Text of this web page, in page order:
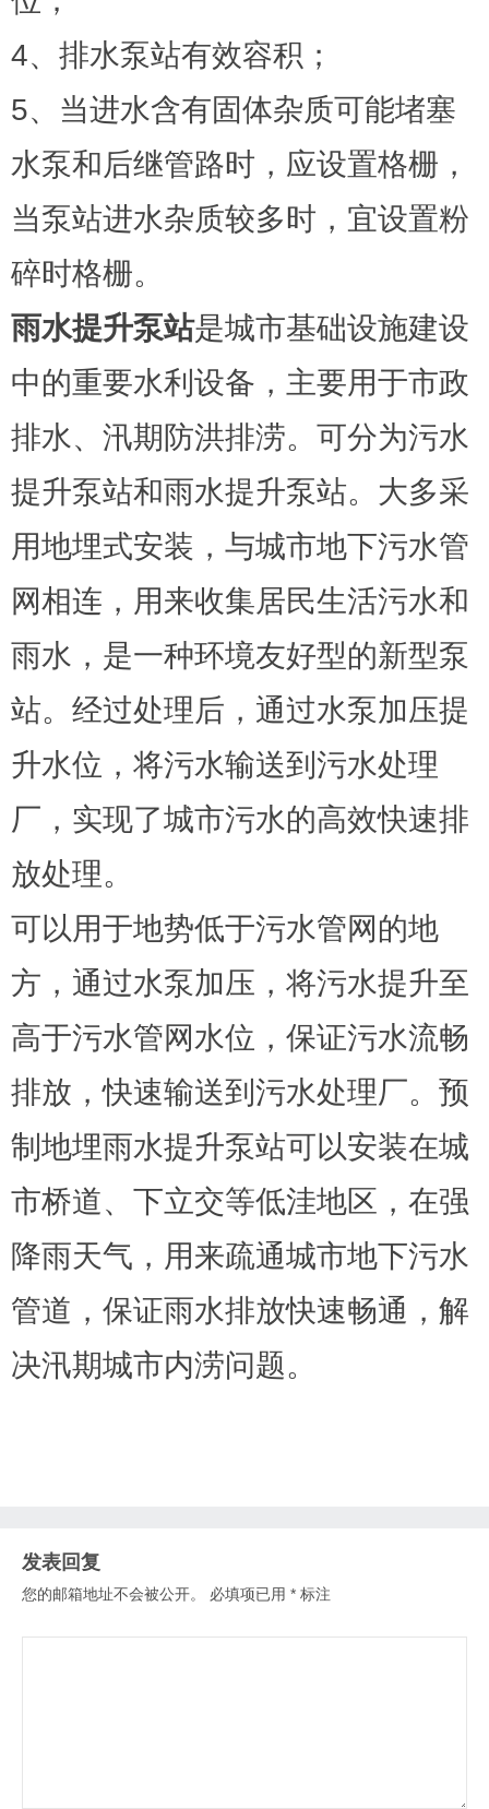
4、排水泵站有效容积；
5、当进水含有固体杂质可能堵塞
水泵和后继管路时，应设置格栅，
当泵站进水杂质较多时，宜设置粉
碎时格栅。
雨水提升泵站是城市基础设施建设
中的重要水利设备，主要用于市政
排水、汛期防洪排涝。可分为污水
提升泵站和雨水提升泵站。大多采
用地埋式安装，与城市地下污水管
网相连，用来收集居民生活污水和
雨水，是一种环境友好型的新型泵
站。经过处理后，通过水泵加压提
升水位，将污水输送到污水处理
厂，实现了城市污水的高效快速排
放处理。
可以用于地势低于污水管网的地
方，通过水泵加压，将污水提升至
高于污水管网水位，保证污水流畅
排放，快速输送到污水处理厂。预
制地埋雨水提升泵站可以安装在城
市桥道、下立交等低洼地区，在强
降雨天气，用来疏通城市地下污水
管道，保证雨水排放快速畅通，解
决汛期城市内涝问题。
发表回复
您的邮箱地址不会被公开。 必填项已用 * 标注